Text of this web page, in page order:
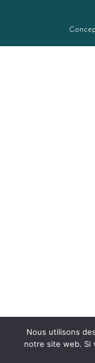
Nous utilisons
notre site web. Si